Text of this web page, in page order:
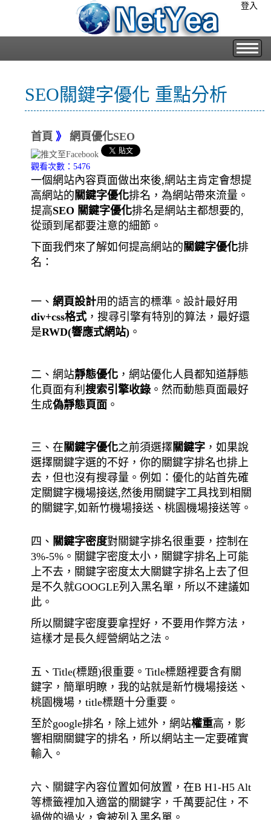
登入
SEO關鍵字優化 重點分析
首頁 》網頁優化SEO
觀看次數：5476
一個網站內容頁面做出來後,網站主肯定會想提
高網站的 關鍵字優化排名，為網站帶來流量。
提高SEO 關鍵字優化排名是網站主都想要的,
從頭到尾都要注意的細節。
下面我們來了解如何提高網站的 關鍵字優化排
名：
一、網頁設計用的語言的標準。設計最好用
div+css格式，搜尋引擎有特別的算法，最好還
是RWD(響應式網站) 。
二、網站靜態優化 ，網站優化人員都知道靜態
化頁面有利搜索引擎收錄 。然而動態頁面最好
生成偽靜態頁面 。
三、在 關鍵字優化之前須選擇關鍵字 ，如果說
選擇關鍵字選的不好，你的關鍵字排名也排上
去，但也沒有搜尋量。例如：優化的站首先確
定關鍵字機場接送,然後用關鍵字工具找到相關
的關鍵字,如新竹機場接送、桃園機場接送等。
四、 關鍵字密度對關鍵字排名很重要，控制在
3%-5%。關鍵字密度太小，關鍵字排名上可能
上不去，關鍵字密度太大關鍵字排名上去了但
是不久就GOOGLE列入黑名單，所以不建議如
此。
所以關鍵字密度要拿捏好，不要用作弊方法，
這樣才是長久經營網站之法。
五、Title(標題)很重要。Title標題裡要含有關
鍵字，簡單明瞭，我的站就是新竹機場接送、
桃園機場，title標題十分重要。
至於google排名，除上述外，網站權重高，影
響相關關鍵字的排名，所以網站主一定要確實
輸入。
六、關鍵字內容位置如何放置，在B H1-H5 Alt
等標籤裡加入適當的關鍵字，千萬要記住，不
過做的過火，會被列入黑名單。